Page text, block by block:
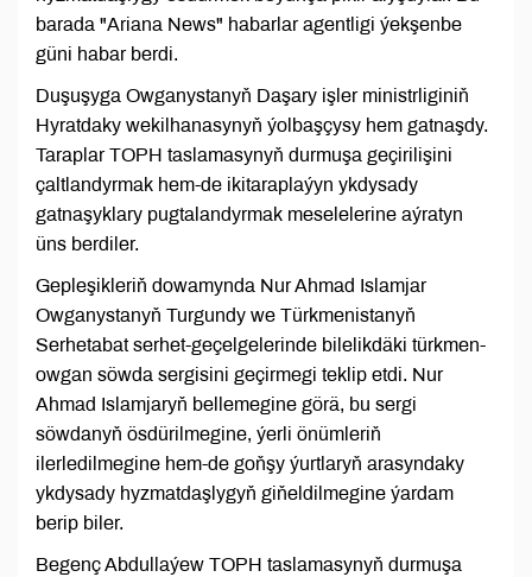
barada "Ariana News" habarlar agentligi ýekşenbe
güni habar berdi.
Duşuşyga Owganystanyň Daşary işler ministrliginiň
Hyratdaky wekilhanasynyň ýolbaşçysy hem gatnaşdy.
Taraplar TOPH taslamasynyň durmuşa geçirilişini
çaltlandyrmak hem-de ikitaraplaýyn ykdysady
gatnaşyklary pugtalandyrmak meselelerine aýratyn
üns berdiler.
Gepleşikleriň dowamynda Nur Ahmad Islamjar
Owganystanyň Turgundy we Türkmenistanyň
Serhetabat serhet-geçelgelerinde bilelikdäki türkmen-
owgan söwda sergisini geçirmegi teklip etdi. Nur
Ahmad Islamjaryň bellemegine görä, bu sergi
söwdanyň ösdürilmegine, ýerli önümleriň
ilerledilmegine hem-de goňşy ýurtlaryň arasyndaky
ykdysady hyzmatdaşlygyň giňeldilmegine ýardam
berip biler.
Begenç Abdullaýew TOPH taslamasynyň durmuşa